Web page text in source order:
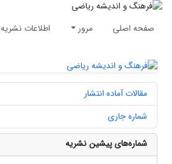
صفحه اصلی مرور اطلاعات نشریه
مقالات آماده انتشار
شماره جاری
شماره‌های پیشین نشریه